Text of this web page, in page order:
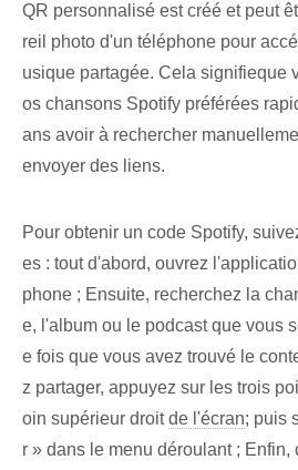
QR personnalisé est créé et peut
reil photo d'un téléphone pour
usique partagée. ‌Cela ⁤signifie⁤que
os chansons Spotify préférées
ans avoir à rechercher
envoyer des liens.
Pour obtenir un code Spotify,
es : tout d'abord, ouvrez
phone ; Ensuite, recherchez la
e, l'album ou le podcast que vous
e fois que vous avez trouvé le
z partager, appuyez sur les trois
oin supérieur droitde l'écran; puis
r » dans le menu déroulant ;